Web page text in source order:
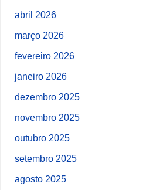
abril 2026
março 2026
fevereiro 2026
janeiro 2026
dezembro 2025
novembro 2025
outubro 2025
setembro 2025
agosto 2025